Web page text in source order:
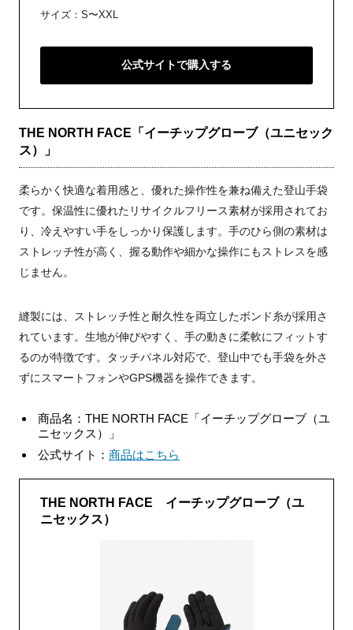
サイズ：S〜XXL
公式サイトで購入する
THE NORTH FACE「イーチップグローブ（ユニセック
ス）」
柔らかく快適な着用感と、優れた操作性を兼ね備えた登山手袋
です。保温性に優れたリサイクルフリース素材が採用されてお
り、冷えやすい手をしっかり保護します。手のひら側の素材は
ストレッチ性が高く、握る動作や細かな操作にもストレスを感
じません。
縫製には、ストレッチ性と耐久性を両立したボンド糸が採用さ
れています。生地が伸びやすく、手の動きに柔軟にフィットす
るのが特徴です。タッチパネル対応で、登山中でも手袋を外さ
ずにスマートフォンやGPS機器を操作できます。
商品名：THE NORTH FACE「イーチップグローブ（ユ
ニセックス）」
公式サイト： 商品はこちら
THE NORTH FACE イーチップグローブ（ユ
ニセックス）